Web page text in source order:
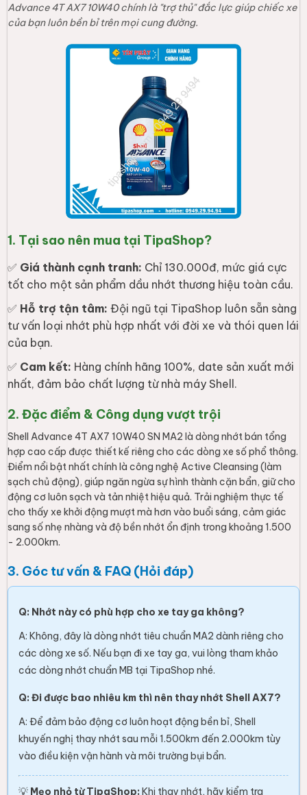
Advance 4T AX7 10W40 chính là "trợ thủ" đắc lực giúp chiếc xe
của bạn luôn bền bỉ trên mọi cung đường.
1. Tại sao nên mua tại TipaShop?
✅ Giá thành cạnh tranh: Chỉ 130.000đ, mức giá cực
tốt cho một sản phẩm dầu nhớt thương hiệu toàn cầu.
✅ Hỗ trợ tận tâm: Đội ngũ tại TipaShop luôn sẵn sàng
tư vấn loại nhớt phù hợp nhất với đời xe và thói quen lái
của bạn.
✅ Cam kết: Hàng chính hãng 100%, date sản xuất mới
nhất, đảm bảo chất lượng từ nhà máy Shell.
2. Đặc điểm & Công dụng vượt trội
Shell Advance 4T AX7 10W40 SN MA2 là dòng nhớt bán tổng
hợp cao cấp được thiết kế riêng cho các dòng xe số phổ thông.
Điểm nổi bật nhất chính là công nghệ Active Cleansing (làm
sạch chủ động), giúp ngăn ngừa sự hình thành cặn bẩn, giữ cho
động cơ luôn sạch và tản nhiệt hiệu quả. Trải nghiệm thực tế
cho thấy xe khởi động mượt mà hơn vào buổi sáng, cảm giác
sang số nhẹ nhàng và độ bền nhớt ổn định trong khoảng 1.500
- 2.000km.
3. Góc tư vấn & FAQ (Hỏi đáp)
Q: Nhớt này có phù hợp cho xe tay ga không?
A: Không, đây là dòng nhớt tiêu chuẩn MA2 dành riêng cho
các dòng xe số. Nếu bạn đi xe tay ga, vui lòng tham khảo
các dòng nhớt chuẩn MB tại TipaShop nhé.
Q: Đi được bao nhiêu km thì nên thay nhớt Shell AX7?
A: Để đảm bảo động cơ luôn hoạt động bền bỉ, Shell
khuyến nghị thay nhớt sau mỗi 1.500km đến 2.000km tùy
vào điều kiện vận hành và môi trường bụi bẩn.
💡 Mẹo nhỏ từ TipaShop: Khi thay nhớt, hãy kiểm tra